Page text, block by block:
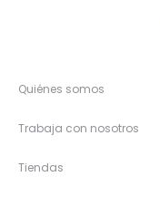
Quiénes somos
Trabaja con nosotros
Tiendas